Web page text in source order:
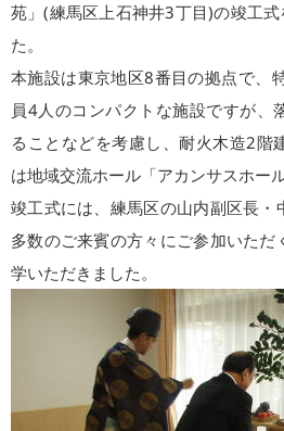
苑」(練馬区上石神井3丁目)の竣工
た。
本施設は東京地区8番目の拠点で、
員4人のコンパクトな施設ですが、
ることなどを考慮し、耐火木造2階
は地域交流ホール「アカンサスホー
竣工式には、練馬区の山内副区長・
多数のご来賓の方々にご参加いただ
学いただきました。